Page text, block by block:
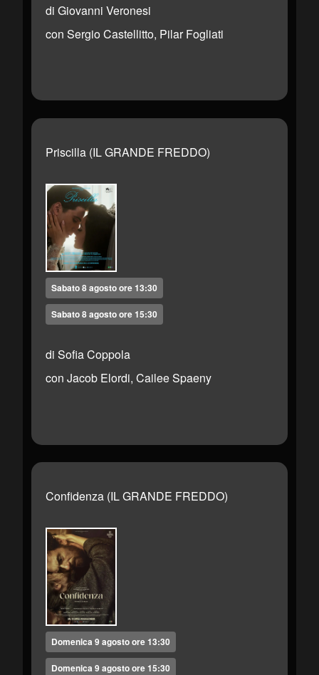
di Giovanni Veronesi
con Sergio Castellitto, Pilar Fogliati
Priscilla (IL GRANDE FREDDO)
Sabato 8 agosto ore 13:30
Sabato 8 agosto ore 15:30
di Sofia Coppola
con Jacob Elordi, Cailee Spaeny
Confidenza (IL GRANDE FREDDO)
Domenica 9 agosto ore 13:30
Domenica 9 agosto ore 15:30